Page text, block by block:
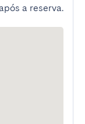
a reserva.